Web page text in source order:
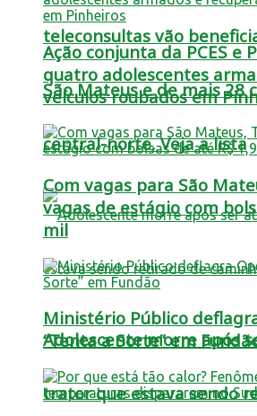
teleconsultas vão
São Mateus e de mais 28
central-norte. Veja a lista
Adolescente morre após
trator que estava sendo
Ação conjunta da PCES e
quatro adolescentes
veículos roubados em
Com vagas para São
vagas de estágio com
mil
Ministério Público
“Tenta a Sorte” em